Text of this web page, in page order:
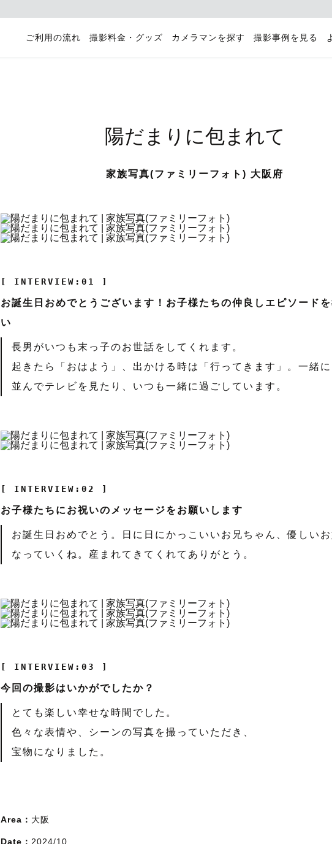
ご利用の流れ 撮影料金・グッズ カメラマンを探す 撮影事例を見る
陽だまりに包まれて
家族写真(ファミリーフォト) 大阪府
[ INTERVIEW:01 ]
お誕生日おめでとうございます！お子様たちの仲良しエピソード
い
長男がいつも末っ子のお世話をしてくれます。
起きたら「おはよう」、出かける時は「行ってきます」。一緒
並んでテレビを見たり、いつも一緒に過ごしています。
[ INTERVIEW:02 ]
お子様たちにお祝いのメッセージをお願いします
お誕生日おめでとう。日に日にかっこいいお兄ちゃん、優しい
なっていくね。産まれてきてくれてありがとう。
[ INTERVIEW:03 ]
今回の撮影はいかがでしたか？
とても楽しい幸せな時間でした。
色々な表情や、シーンの写真を撮っていただき、
宝物になりました。
Area： 大阪
Date： 2024/10